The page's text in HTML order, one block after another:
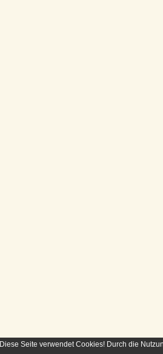
Diese Seite verwendet Cookies! Durch die